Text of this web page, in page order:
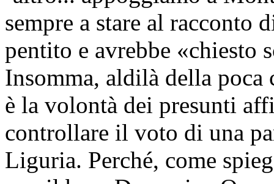
sempre a stare al racconto
pentito e avrebbe «chiesto
Insomma, aldilà della poca
è la volontà dei presunti
controllare il voto di una
Liguria. Perché, come